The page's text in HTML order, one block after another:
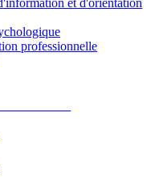
et d'orientation
professionnelle